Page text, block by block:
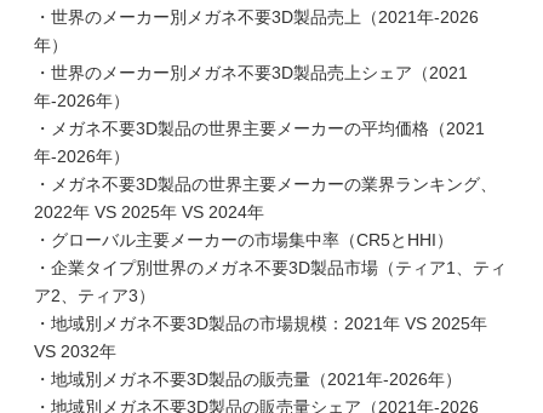
・世界のメーカー別メガネ不要3D製品売上（2021年-2026
年）
・世界のメーカー別メガネ不要3D製品売上シェア（2021
年-2026年）
・メガネ不要3D製品の世界主要メーカーの平均価格（2021
年-2026年）
・メガネ不要3D製品の世界主要メーカーの業界ランキング、
2022年 VS 2025年 VS 2024年
・グローバル主要メーカーの市場集中率（CR5とHHI）
・企業タイプ別世界のメガネ不要3D製品市場（ティア1、ティ
ア2、ティア3）
・地域別メガネ不要3D製品の市場規模：2021年 VS 2025年
VS 2032年
・地域別メガネ不要3D製品の販売量（2021年-2026年）
・地域別メガネ不要3D製品の販売量シェア（2021年-2026